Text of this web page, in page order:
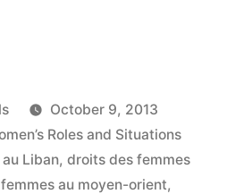
October 9, 2013
Roles and Situations
Liban, droits des femmes
femmes au moyen-orient,